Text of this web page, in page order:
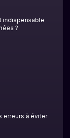
indispensable
?
erreurs à éviter